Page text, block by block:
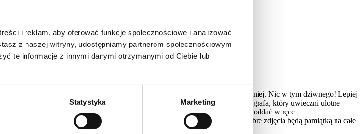
i reklam, aby oferować funkcje społecznościowe i analizować
z naszej witryny, udostępniamy partnerom społecznościowym,
te informacje z innymi danymi otrzymanymi od Ciebie lub
Statystyka Marketing
przypadkach rozpoczyna się już na samym początku edukacji w szkole średniej. Nic w tym dziwnego! Lepiej
inwestycji w trakcie przygotowań do studniówki powinna być rezerwacja fotografa, który uwieczni ulotne
z wbudowanym dobrym aparatem fotograficznym, warto robienie zdjęć oddać w ręce
czy grupowej fotografii, na której najwyższy kolega ma uciętą głowę. Dobre zdjęcia będą pamiątką na całe
klasowych.